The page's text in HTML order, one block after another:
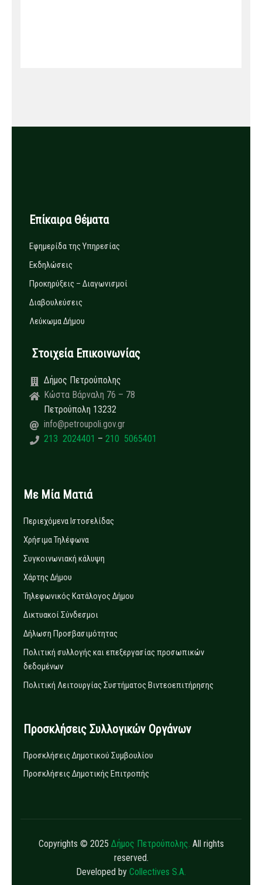
Επίκαιρα Θέματα
Εφημερίδα της Υπηρεσίας
Εκδηλώσεις
Προκηρύξεις – Διαγωνισμοί
Διαβουλεύσεις
Λεύκωμα Δήμου
Στοιχεία Επικοινωνίας
Δήμος Πετρούπολης
Κώστα Βάρναλη 76 – 78
Πετρούπολη 13232
info@petroupoli.gov.gr
213 2024401 – 210 5065401
Με Μία Ματιά
Περιεχόμενα Ιστοσελίδας
Χρήσιμα Τηλέφωνα
Συγκοινωνιακή κάλυψη
Χάρτης Δήμου
Τηλεφωνικός Κατάλογος Δήμου
Δικτυακοί Σύνδεσμοι
Δήλωση Προσβασιμότητας
Πολιτική συλλογής και επεξεργασίας προσωπικών
δεδομένων
Πολιτική Λειτουργίας Συστήματος Βιντεοεπιτήρησης
Προσκλήσεις Συλλογικών Οργάνων
Προσκλήσεις Δημοτικού Συμβουλίου
Προσκλήσεις Δημοτικής Επιτροπής
Copyrights © 2025 Δήμος Πετρούπολης. All rights
reserved.
Developed by Collectives S.A.